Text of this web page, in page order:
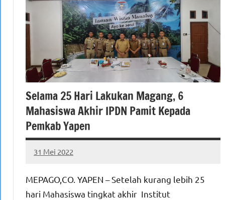
Selama 25 Hari Lakukan Magang, 6
Mahasiswa Akhir IPDN Pamit Kepada
Pemkab Yapen
31 Mei 2022
MEPAGO
No
MEPAGO,CO. YAPEN – Setelah kurang lebih 25
hari Mahasiswa tingkat akhir Institut